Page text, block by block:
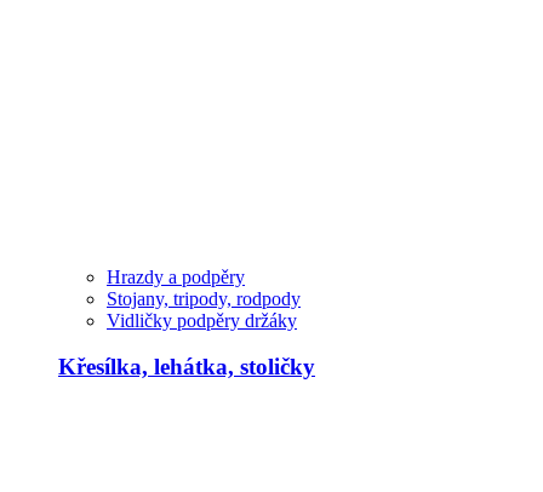
Hrazdy a podpěry
Stojany, tripody, rodpody
Vidličky podpěry držáky
Křesílka, lehátka, stoličky